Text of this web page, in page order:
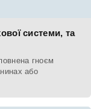
системи, та
гноєм
або